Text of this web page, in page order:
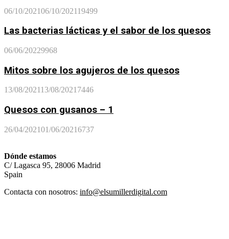
06/10/202106/10/202119499
Las bacterias lácticas y el sabor de los quesos
06/06/20229968
Mitos sobre los agujeros de los quesos
13/08/202113/08/20217446
Quesos con gusanos – 1
26/04/202101/06/20216737
Dónde estamos
C/ Lagasca 95, 28006 Madrid
Spain
Contacta con nosotros: info@elsumillerdigital.com